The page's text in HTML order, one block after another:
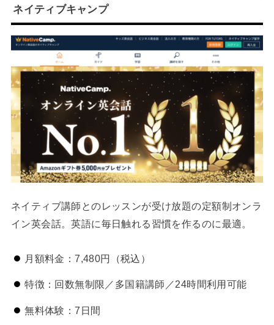
ネイティブキャンプ
ネイティブ講師とのレッスンが受け放題の定額制オンラ
イン英会話。英語に毎日触れる習慣を作るのに最適。
月額料金：7,480円（税込）
特徴：回数無制限／多国籍講師／24時間利用可能
無料体験：7日間